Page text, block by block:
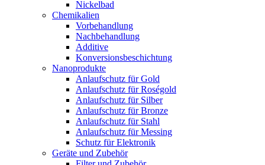
Nickelbad
Chemikalien
Vorbehandlung
Nachbehandlung
Additive
Konversionsbeschichtung
Nanoprodukte
Anlaufschutz für Gold
Anlaufschutz für Roségold
Anlaufschutz für Silber
Anlaufschutz für Bronze
Anlaufschutz für Stahl
Anlaufschutz für Messing
Schutz für Elektronik
Geräte und Zubehör